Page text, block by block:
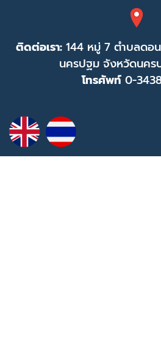
ติดต่อเรา: 144 หมู่ 7 ตำบลดอ
นครปฐม จังหวัดนค
โทรศัพท์ 0-